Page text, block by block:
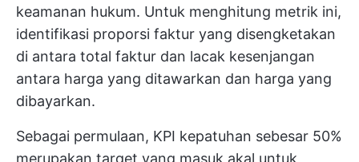
keamanan hukum. Untuk menghitung metrik ini,
identifikasi proporsi faktur yang disengketakan
di antara total faktur dan lacak kesenjangan
antara harga yang ditawarkan dan harga yang
dibayarkan.
Sebagai permulaan, KPI kepatuhan sebesar 50%
merupakan target yang masuk akal untuk